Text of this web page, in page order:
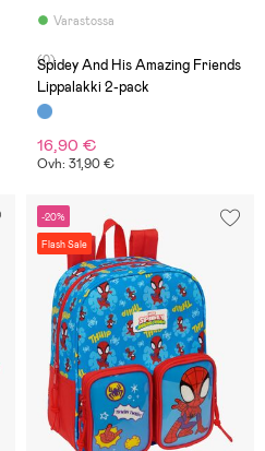
Varastossa
(0)
Spidey And His Amazing Friends
Lippalakki 2-pack
16,90 €
Ovh: 31,90 €
-20%
Flash Sale